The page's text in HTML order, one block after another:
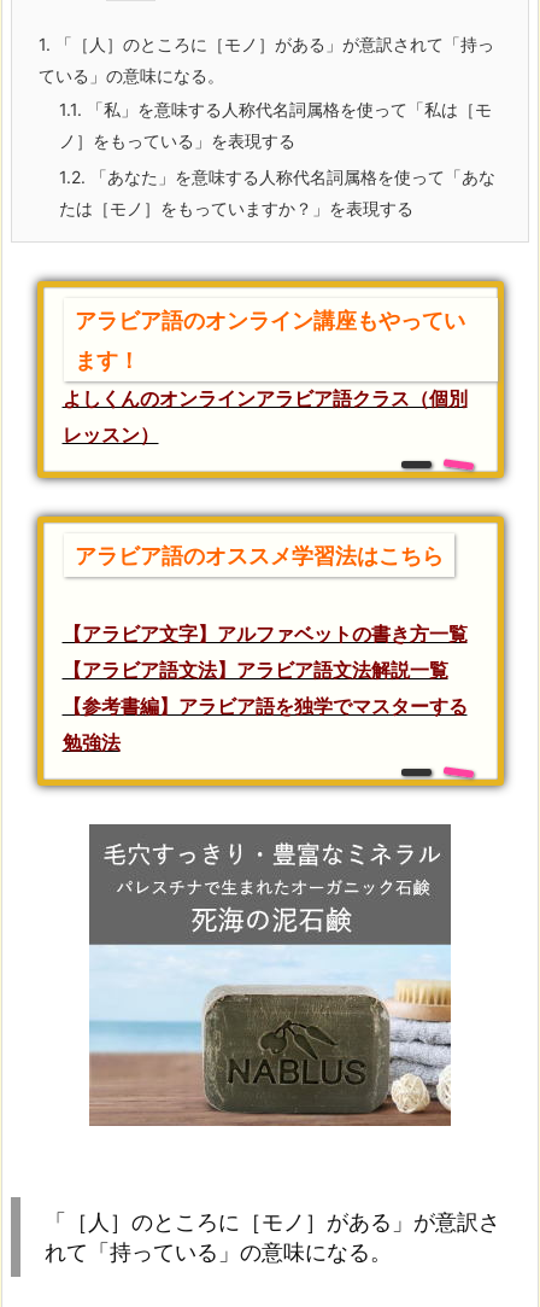
1. 「［人］のところに［モノ］がある」が意訳されて「持っ
ている」の意味になる。
1.1. 「私」を意味する人称代名詞属格を使って「私は［モ
ノ］をもっている」を表現する
1.2. 「あなた」を意味する人称代名詞属格を使って「あな
たは［モノ］をもっていますか？」を表現する
アラビア語のオンライン講座もやってい
ます！
よしくんのオンラインアラビア語クラス（個別
レッスン）
アラビア語のオススメ学習法はこちら
【アラビア文字】アルファベットの書き方一覧
【アラビア語文法】アラビア語文法解説一覧
【参考書編】アラビア語を独学でマスターする
勉強法
「［人］のところに［モノ］がある」が意訳さ
れて「持っている」の意味になる。